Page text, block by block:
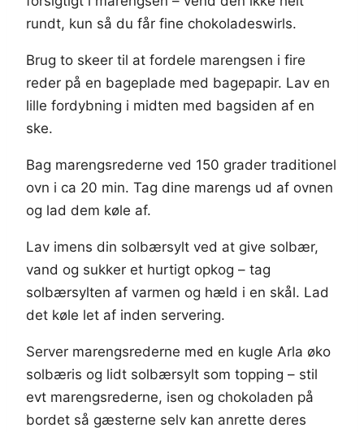
rundt, kun så du får fine chokoladeswirls.
Brug to skeer til at fordele marengsen i fire
reder på en bageplade med bagepapir. Lav en
lille fordybning i midten med bagsiden af en
ske.
Bag marengsrederne ved 150 grader traditionel
ovn i ca 20 min. Tag dine marengs ud af ovnen
og lad dem køle af.
Lav imens din solbærsylt ved at give solbær,
vand og sukker et hurtigt opkog – tag
solbærsylten af varmen og hæld i en skål. Lad
det køle let af inden servering.
Server marengsrederne med en kugle Arla øko
solbæris og lidt solbærsylt som topping – stil
evt marengsrederne, isen og chokoladen på
bordet så gæsterne selv kan anrette deres